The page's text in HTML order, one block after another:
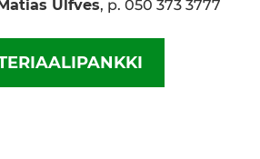
Matias Ulfves, p. 050 373 3777